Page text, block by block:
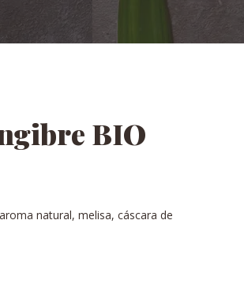
BIO
natural, melisa, cáscara de